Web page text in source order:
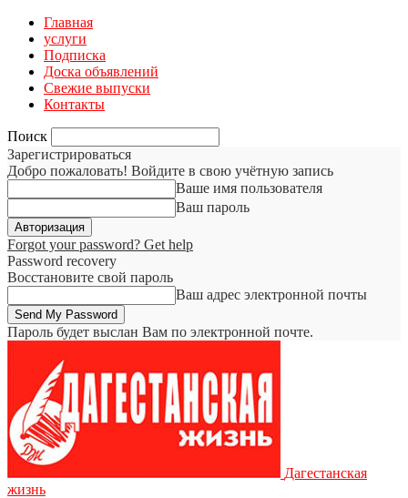
Главная
услуги
Подписка
Доска объявлений
Свежие выпуски
Контакты
Поиск
Зарегистрироваться
Добро пожаловать! Войдите в свою учётную запись
Ваше имя пользователя
Ваш пароль
Forgot your password? Get help
Password recovery
Восстановите свой пароль
Ваш адрес электронной почты
Пароль будет выслан Вам по электронной почте.
Дагестанская
жизнь